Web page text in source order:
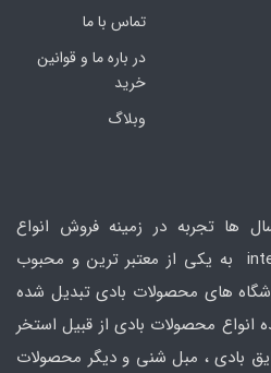
تماس با ما
در باره ما و قوانین
خرید
وبلاگ
ها تجربه در زمینه فروش انواع
محصولات بادی intex , bestway به یکی از معتبر ترین و محبوب
های محصولات بادی تبدیل شده
انواع محصولات بادی از قبیل استخر
بادی ، مبل شنی و دیگر محصولات